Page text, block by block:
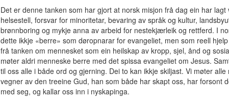
Det er denne tanken som har gjort at norsk misjon frå dag ein har lagt
helsestell, forsvar for minoritetar, bevaring av språk og kultur,
brønnboring og mykje anna av arbeid for nestekjærleik og rettferd. I
dette ikkje «berre» som døropnarar for evangeliet, men som reell
frå tanken om mennesket som ein heilskap av kropp, sjel, ånd og
møter aldri menneske berre med det spissa evangeliet om Jesus.
til oss alle i både ord og gjerning. Dei to kan ikkje skiljast. Vi møter alle
vegner av den treeine Gud, han som både har skapt oss, har forsont
med seg, og kallar oss inn i nyskapinga.